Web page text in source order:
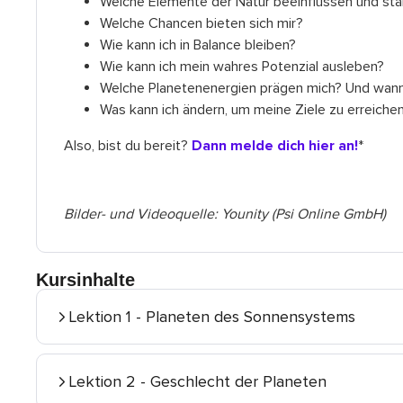
Welche Chancen bieten sich mir?
Wie kann ich in Balance bleiben?
Wie kann ich mein wahres Potenzial ausleben?
Welche Planetenenergien prägen mich? Und
Was kann ich ändern, um meine Ziele zu
Also, bist du bereit? Dann melde dich hier an!*
Bilder- und Videoquelle: Younity (Psi Online GmbH)
Kursinhalte
Lektion 1 - Planeten des Sonnensystems
Lektion 2 - Geschlecht der Planeten